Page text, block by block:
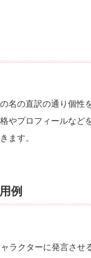
名の直訳の通り個性
やプロフィールなど
ます。
例
ラクターに発言させ